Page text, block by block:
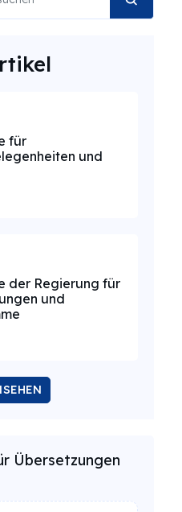
für
und
der Regierung für
und
Übersetzungen